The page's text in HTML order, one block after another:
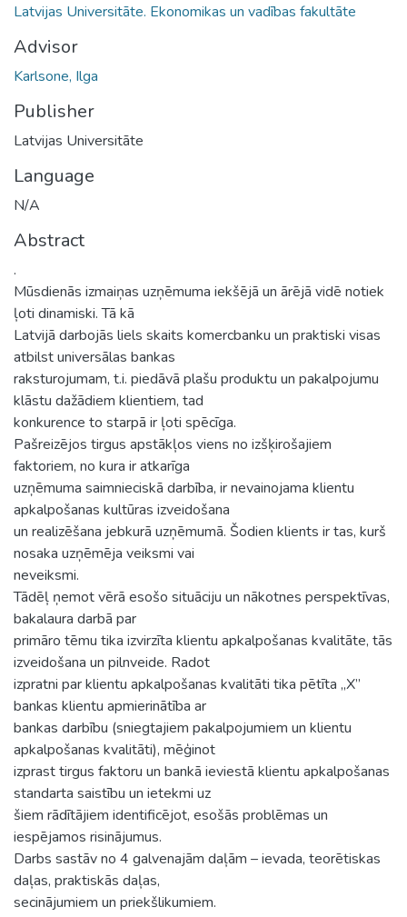
Latvijas Universitāte. Ekonomikas un vadības fakultāte
Advisor
Karlsone, Ilga
Publisher
Latvijas Universitāte
Language
N/A
Abstract
.
Mūsdienās izmaiņas uzņēmuma iekšējā un ārējā vidē notiek
ļoti dinamiski. Tā kā
Latvijā darbojās liels skaits komercbanku un praktiski visas
atbilst universālas bankas
raksturojumam, t.i. piedāvā plašu produktu un pakalpojumu
klāstu dažādiem klientiem, tad
konkurence to starpā ir ļoti spēcīga.
Pašreizējos tirgus apstākļos viens no izšķirošajiem
faktoriem, no kura ir atkarīga
uzņēmuma saimnieciskā darbība, ir nevainojama klientu
apkalpošanas kultūras izveidošana
un realizēšana jebkurā uzņēmumā. Šodien klients ir tas, kurš
nosaka uzņēmēja veiksmi vai
neveiksmi.
Tādēļ ņemot vērā esošo situāciju un nākotnes perspektīvas,
bakalaura darbā par
primāro tēmu tika izvirzīta klientu apkalpošanas kvalitāte, tās
izveidošana un pilnveide. Radot
izpratni par klientu apkalpošanas kvalitāti tika pētīta „X”
bankas klientu apmierinātība ar
bankas darbību (sniegtajiem pakalpojumiem un klientu
apkalpošanas kvalitāti), mēģinot
izprast tirgus faktoru un bankā ieviestā klientu apkalpošanas
standarta saistību un ietekmi uz
šiem rādītājiem identificējot, esošās problēmas un
iespējamos risinājumus.
Darbs sastāv no 4 galvenajām daļām – ievada, teorētiskas
daļas, praktiskās daļas,
secinājumiem un priekšlikumiem.